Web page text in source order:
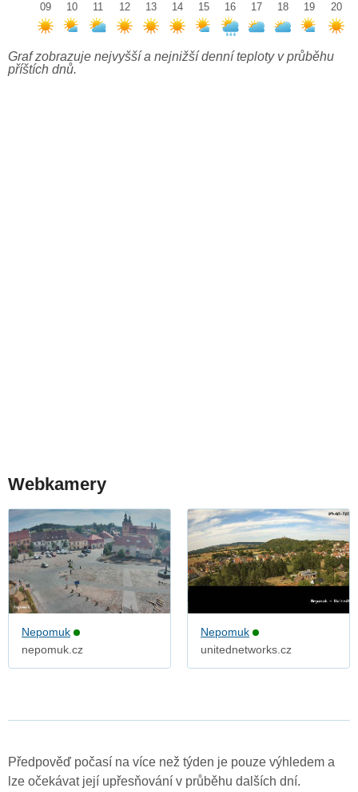
09
10
11
12
13
14
15
16
17
18
19
20
Graf zobrazuje nejvyšší a nejnižší denní teploty v průběhu
příštích dnů.
Webkamery
Nepomuk
nepomuk.cz
Nepomuk
unitednetworks.cz
Předpověď počasí na více než týden je pouze výhledem a
lze očekávat její upřesňování v průběhu dalších dní.